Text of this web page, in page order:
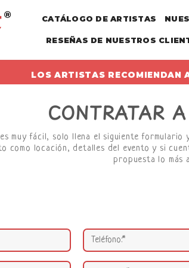
CATÁLOGO DE ARTISTAS
RESEÑAS DE NUESTROS
LOS ARTISTAS RECOMIENDAN
CONTRATAR
muy fácil, solo llena el siguiente
como locación, detalles del evento y si
propuesta lo más